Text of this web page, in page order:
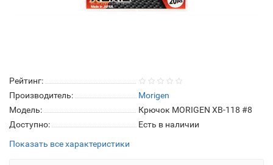
Рейтинг:
Производитель:
Morigen
Модель:
Крючок MORIGEN XB-118 #8
Доступно:
Есть в наличии
Показать все характеристики